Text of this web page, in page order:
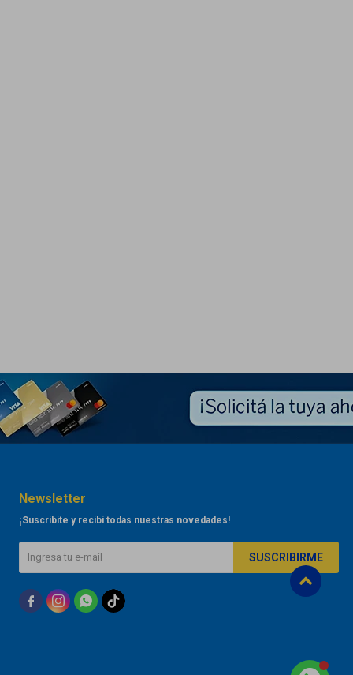
Newsletter
¡Suscribite y recibí todas nuestras novedades!
SUSCRIBIRME
  